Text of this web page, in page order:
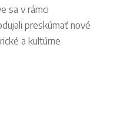
sa v rámci
preskúmať nové
a kultúrne